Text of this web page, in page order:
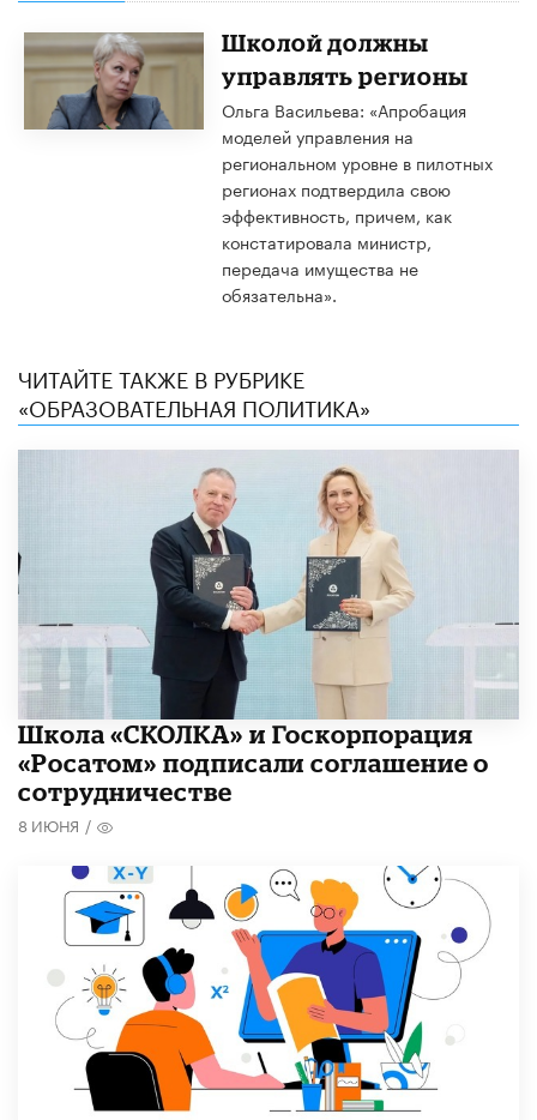
Школой должны
управлять регионы
Ольга Васильева: «Апробация
моделей управления на
региональном уровне в пилотных
регионах подтвердила свою
эффективность, причем, как
констатировала министр,
передача имущества не
обязательна».
ЧИТАЙТЕ ТАКЖЕ В РУБРИКЕ
«ОБРАЗОВАТЕЛЬНАЯ ПОЛИТИКА»
Школа «СКОЛКА» и Госкорпорация
«Росатом» подписали соглашение о
сотрудничестве
8 ИЮНЯ /